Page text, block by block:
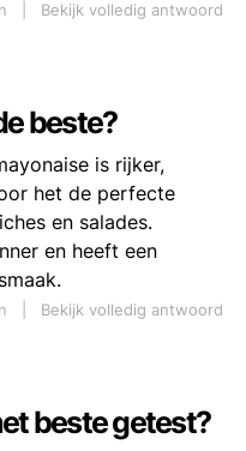
Bekijk volledig antwoord
beste?
is rijker,
het de perfecte
en salades.
en heeft een
Bekijk volledig antwoord
beste getest?